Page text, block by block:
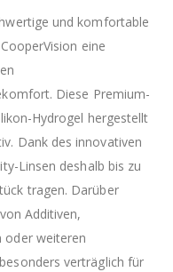
und komfortable
eine
Diese Premium-
Hydrogel hergestellt
Dank des innovativen
Linsen deshalb bis zu
tragen. Darüber
Additiven,
oder weiteren
verträglich für